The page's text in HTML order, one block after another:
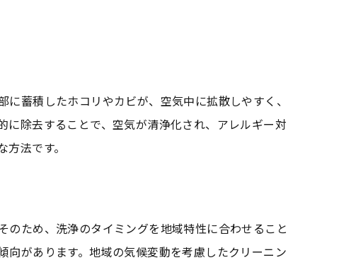
蓄積したホコリやカビが、空気中に拡散しやすく、
除去することで、空気が清浄化され、アレルギー対
法です。
ため、洗浄のタイミングを地域特性に合わせること
があります。地域の気候変動を考慮したクリーニン